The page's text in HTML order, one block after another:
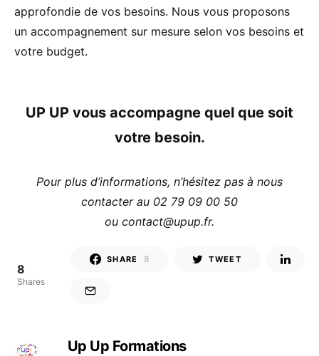
approfondie de vos besoins. Nous vous proposons
un accompagnement sur mesure selon vos besoins et
votre budget.
UP UP vous accompagne quel que soit
votre besoin.
Pour plus d’informations, n’hésitez pas à nous
contacter au 02 79 09 00 50
ou contact@upup.fr.
8
Shares
SHARE 8 TWEET
Up Up Formations